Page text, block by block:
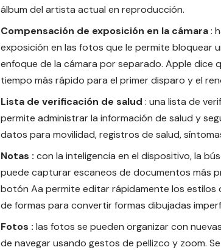
álbum del artista actual en reproducción.
Compensación de exposición en la cámara:
exposición en las fotos que le permite bloquear
enfoque de la cámara por separado. Apple
tiempo más rápido para el primer disparo y el
Lista de verificación de salud : una lista de
permite administrar la información de salud y
datos para movilidad, registros de salud,
Notas : con la inteligencia en el dispositivo, la
puede capturar escaneos de documentos más
botón Aa permite editar rápidamente los estilos
de formas para convertir formas dibujadas
Fotos : las fotos se pueden organizar con
de navegar usando gestos de pellizco y zoom.